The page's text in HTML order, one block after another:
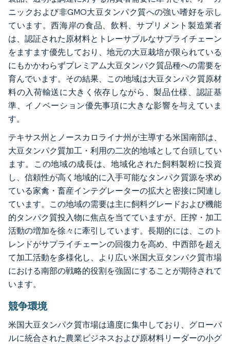
ニックおよび非GMO大豆タンパク質への強い嗜好を示し
ています。西海岸の食品、飲料、サプリメント製造業者
は、認証された原材料とトレーサブルなサプライチェーン
をますます優先しており、地元の大豆栽培が限られている
にもかかわらずプレミアム大豆タンパク質品種への需要を
育んでいます。その結果、この地域は大豆タンパク質原材
料の入荷輸送に大きく依存しながら、製品仕様、認証基
準、イノベーション優先事項に大きな影響を与えていま
す。
テキサス州とノースカロライナ州が主導する米国南部は、
大豆タンパク質加工・利用の二次的地域として台頭してい
ます。この地域の成長は、地域化された飼料製粉に投資
し、信頼性が高く地域的に入手可能なタンパク質源を求め
ている家禽・畜産インテグレーターの拡大と密接に関連し
ています。この地域の需要は主に飼料グレードおよび機能
的タンパク質投入物に焦点を当てていますが、圧搾・加工
活動の増加を徐々に牽引しています。長期的には、このト
レンドがサプライチェーンの回復力を高め、中西部を超え
て加工活動を多様化し、より広い米国大豆タンパク質市場
における南部の戦略的役割を強固にすることが期待されて
います。
競争環境
米国大豆タンパク質市場は適度に集中しており、グローバ
ルに統合された農業ビジネスおよび原材料リーダーの小グ